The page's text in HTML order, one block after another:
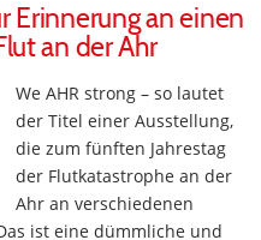
Erinnerung an einen
an der Ahr
We AHR strong – so lautet
der Titel einer Ausstellung,
die zum fünften Jahrestag
der Flutkatastrophe an der
Ahr an verschiedenen
ist eine dümmliche und